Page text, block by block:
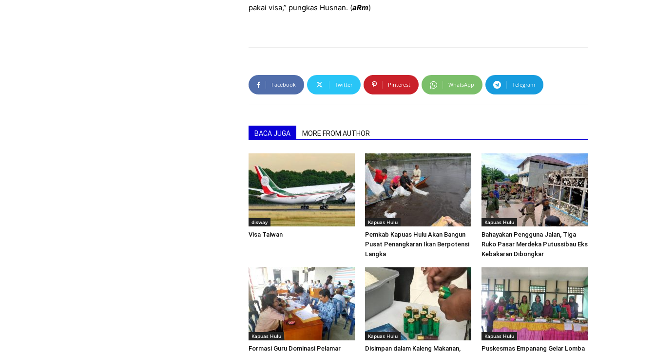
pakai visa,” pungkas Husnan. (aRm)
Facebook Twitter Pinterest WhatsApp Telegram
BACA JUGA MORE FROM AUTHOR
disway
Visa Taiwan
Kapuas Hulu
Pemkab Kapuas Hulu Akan Bangun
Pusat Penangkaran Ikan Berpotensi
Langka
Kapuas Hulu
Bahayakan Pengguna Jalan, Tiga
Ruko Pasar Merdeka Putussibau Eks
Kebakaran Dibongkar
Kapuas Hulu
Formasi Guru Dominasi Pelamar
Kapuas Hulu
Disimpan dalam Kaleng Makanan,
Kapuas Hulu
Puskesmas Empanang Gelar Lomba